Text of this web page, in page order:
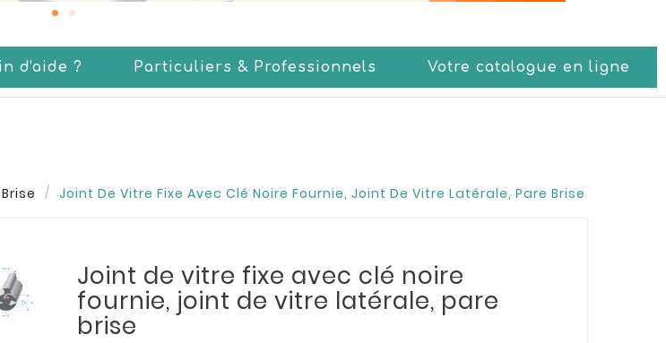
d'aide ? Particuliers & Professionnels Votre catalogue en ligne
Joint De Vitre Fixe Avec Clé Noire Fournie, Joint De Vitre Latérale, Pare Brise
Joint de vitre fixe avec clé noire
fournie, joint de vitre latérale, pare
brise